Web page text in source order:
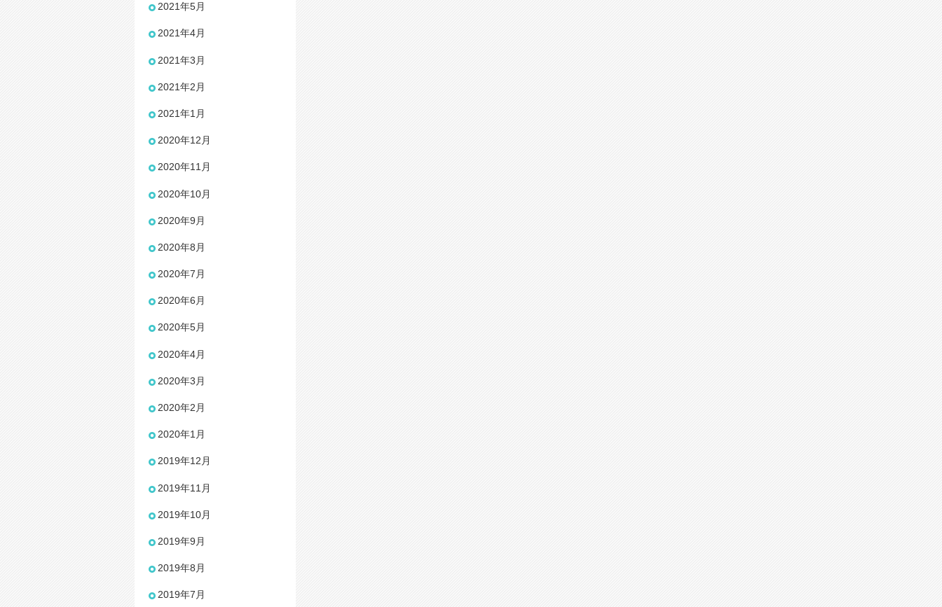
2021年5月
2021年4月
2021年3月
2021年2月
2021年1月
2020年12月
2020年11月
2020年10月
2020年9月
2020年8月
2020年7月
2020年6月
2020年5月
2020年4月
2020年3月
2020年2月
2020年1月
2019年12月
2019年11月
2019年10月
2019年9月
2019年8月
2019年7月